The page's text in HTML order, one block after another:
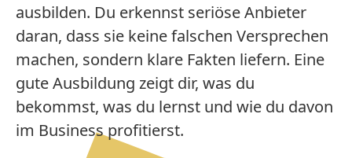
ausbilden. Du erkennst seriöse Anbieter
daran, dass sie keine falschen Versprechen
machen, sondern klare Fakten liefern. Eine
gute Ausbildung zeigt dir, was du
bekommst, was du lernst und wie du davon
im Business profitierst.